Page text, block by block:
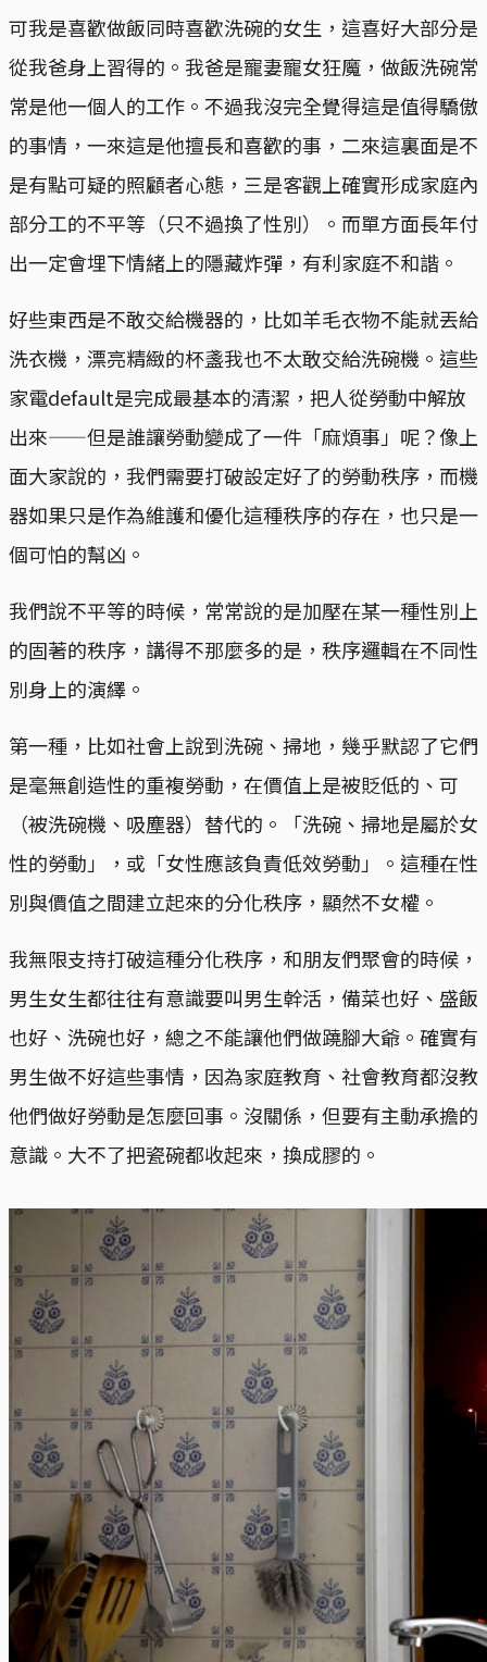
可我是喜歡做飯同時喜歡洗碗的女生，這喜好大部分是
從我爸身上習得的。我爸是寵妻寵女狂魔，做飯洗碗常
常是他一個人的工作。不過我沒完全覺得這是值得驕傲
的事情，一來這是他擅長和喜歡的事，二來這裏面是不
是有點可疑的照顧者心態，三是客觀上確實形成家庭內
部分工的不平等（只不過換了性別）。而單方面長年付
出一定會埋下情緒上的隱藏炸彈，有利家庭不和諧。
好些東西是不敢交給機器的，比如羊毛衣物不能就丟給
洗衣機，漂亮精緻的杯盞我也不太敢交給洗碗機。這些
家電default是完成最基本的清潔，把人從勞動中解放
出來——但是誰讓勞動變成了一件「麻煩事」呢？像上
面大家說的，我們需要打破設定好了的勞動秩序，而機
器如果只是作為維護和優化這種秩序的存在，也只是一
個可怕的幫凶。
我們說不平等的時候，常常說的是加壓在某一種性別上
的固著的秩序，講得不那麼多的是，秩序邏輯在不同性
別身上的演繹。
第一種，比如社會上說到洗碗、掃地，幾乎默認了它們
是毫無創造性的重複勞動，在價值上是被貶低的、可
（被洗碗機、吸塵器）替代的。「洗碗、掃地是屬於女
性的勞動」，或「女性應該負責低效勞動」。這種在性
別與價值之間建立起來的分化秩序，顯然不女權。
我無限支持打破這種分化秩序，和朋友們聚會的時候，
男生女生都往往有意識要叫男生幹活，備菜也好、盛飯
也好、洗碗也好，總之不能讓他們做蹺腳大爺。確實有
男生做不好這些事情，因為家庭教育、社會教育都沒教
他們做好勞動是怎麼回事。沒關係，但要有主動承擔的
意識。大不了把瓷碗都收起來，換成膠的。